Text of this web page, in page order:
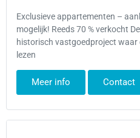
Exclusieve appartementen –
mogelijk! Reeds 70 % verkocht
historisch vastgoedproject
lezen
Meer info Contact